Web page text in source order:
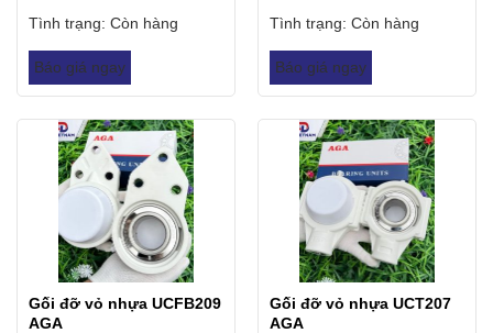
Tình trạng: Còn hàng
Báo giá ngay
Tình trạng: Còn hàng
Báo giá ngay
Gối đỡ vỏ nhựa UCFB209
AGA
Gối đỡ vỏ nhựa UCT207
AGA